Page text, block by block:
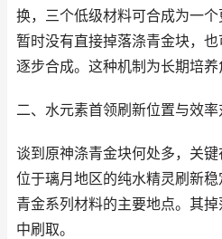
换，三个低级材料可合成为一
暂时没有直接掉落涤青金块，
逐步合成。这种机制为长期培养
二、水元素首领刷新位置与效率
谈到原神涤青金块何处多，关键
位于璃月地区的纯水精灵刷新
青金系列材料的主要地点。其
中刷取。